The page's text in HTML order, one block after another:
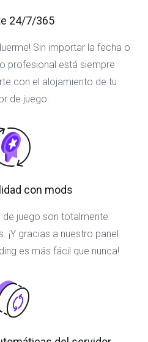
24/7/365
Sin importar la fecha o
profesional está siempre
con el alojamiento de tu
de juego.
con mods
juego son totalmente
¡Y gracias a nuestro panel
es más fácil que nunca!